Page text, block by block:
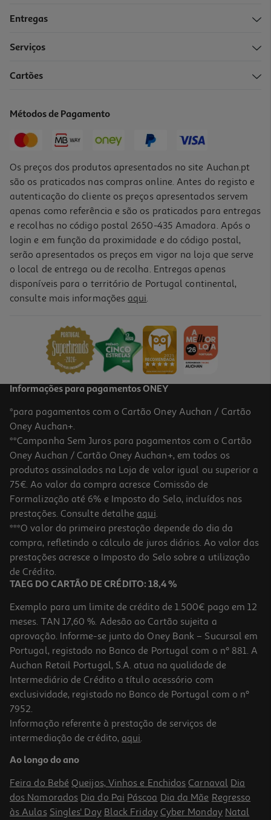
Secador Profissional Babyliss Multistyler Air Wand P1337e 3 Em 1
129,99 €
-29%
Secador De Cabelo Digital Ufesa Ion-Plasma Essence 1600w
49.99 €/un
Price reduced from
69,99 €to
49,99 €
Promoção
Secador De Cabelo Viagem Qilive Q.7756 1300w
10.99 €/un
10,99 €
Entregas
Serviços
Cartões
Métodos de Pagamento
Os preços dos produtos apresentados no site Auchan.pt
são os praticados nas compras online. Antes do registo e
autenticação do cliente os preços apresentados servem
apenas como referência e são os praticados para entregas
e recolhas no código postal 2650-435 Amadora. Após o
login e em função da proximidade e do código postal,
serão apresentados os preços em vigor na loja que serve
o local de entrega ou de recolha. Entregas apenas
disponíveis para o território de Portugal continental,
consulte mais informações aqui.
Informações para pagamentos ONEY
*para pagamentos com o Cartão Oney Auchan / Cartão
Oney Auchan+.
**Campanha Sem Juros para pagamentos com o Cartão
Oney Auchan / Cartão Oney Auchan+, em todos os
produtos assinalados na Loja de valor igual ou superior a
75€. Ao valor da compra acresce Comissão de
Formalização até 6% e Imposto do Selo, incluídos nas
prestações. Consulte detalhe aqui.
***O valor da primeira prestação depende do dia da
compra, refletindo o cálculo de juros diários. Ao valor das
prestações acresce o Imposto do Selo sobre a utilização
de Crédito.
TAEG DO CARTÃO DE CRÉDITO: 18,4 %
Exemplo para um limite de crédito de 1.500€ pago em 12
meses. TAN 17,60 %. Adesão ao Cartão sujeita a
aprovação. Informe-se junto do Oney Bank – Sucursal em
Portugal, registado no Banco de Portugal com o nº 881. A
Auchan Retail Portugal, S.A. atua na qualidade de
Intermediário de Crédito a título acessório com
exclusividade, registado no Banco de Portugal com o nº
7952.
Informação referente à prestação de serviços de
intermediação de crédito, aqui.
Ao longo do ano
Feira do Bebé Queijos, Vinhos e Enchidos Carnaval Dia
dos Namorados Dia do Pai Páscoa Dia da Mãe Regresso
às Aulas Singles' Day Black Friday Cyber Monday Natal